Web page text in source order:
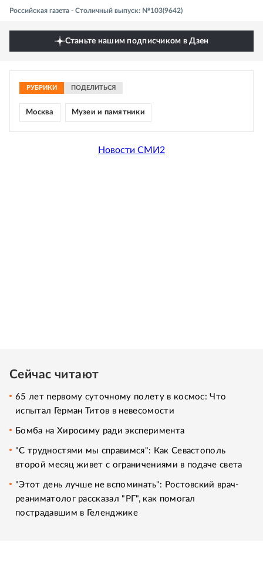
Российская газета - Столичный выпуск: №103(9642)
Станьте нашим подписчиком в Дзен
РУБРИКИ ПОДЕЛИТЬСЯ
Москва Музеи и памятники
Новости СМИ2
Сейчас читают
65 лет первому суточному полету в космос: Что
испытал Герман Титов в невесомости
Бомба на Хиросиму ради эксперимента
"С трудностями мы справимся": Как Севастополь
второй месяц живет с ограничениями в подаче света
"Этот день лучше не вспоминать": Ростовский врач-
реаниматолог рассказал "РГ", как помогал
пострадавшим в Геленджике